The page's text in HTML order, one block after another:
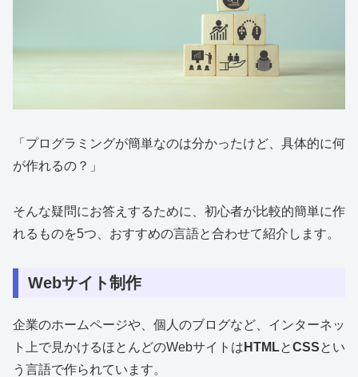
「プログラミングが簡単なのは分かったけど、具体的に何
が作れるの？」
そんな疑問にお答えするために、初心者が比較的簡単に作
れるものを5つ、おすすめの言語と合わせて紹介します。
Webサイト制作
企業のホームページや、個人のブログなど、インターネッ
ト上で見かけるほとんどのWebサイトは HTMLとCSSとい
う言語で作られています。